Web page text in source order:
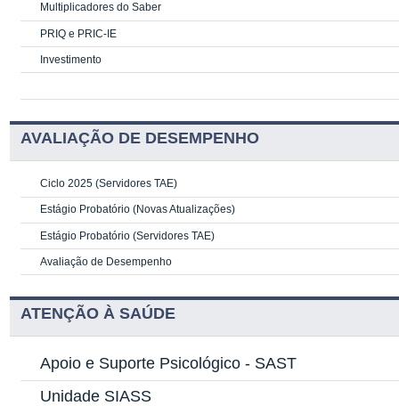
Multiplicadores do Saber
PRIQ e PRIC-IE
Investimento
AVALIAÇÃO DE DESEMPENHO
Ciclo 2025 (Servidores TAE)
Estágio Probatório (Novas Atualizações)
Estágio Probatório (Servidores TAE)
Avaliação de Desempenho
ATENÇÃO À SAÚDE
Apoio e Suporte Psicológico - SAST
Unidade SIASS